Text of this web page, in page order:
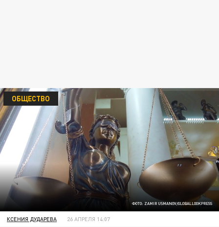
ФОТО: ZAMIR USMANOV/GLOBALLOOKPRESS
ОБЩЕСТВО
КСЕНИЯ ДУДАРЕВА 26 АПРЕЛЯ 14:07